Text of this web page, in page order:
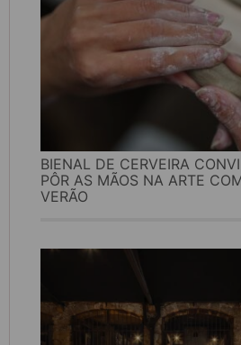
BIENAL DE CERVEIRA
PÔR AS MÃOS NA ARTE
VERÃO